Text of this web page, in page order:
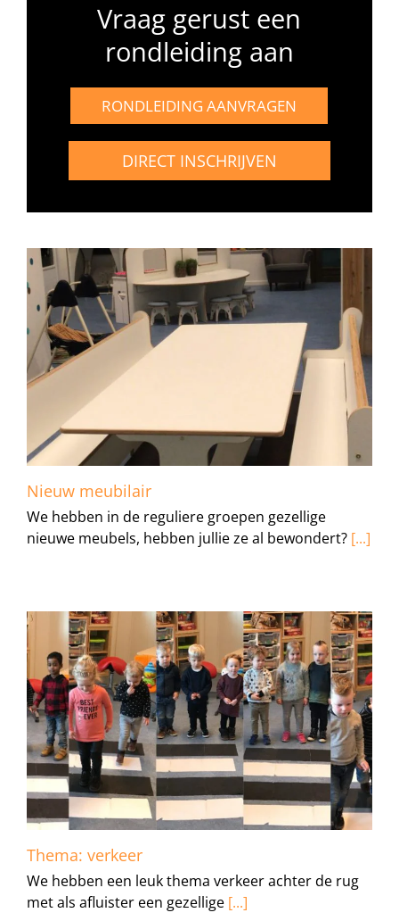
Vraag gerust een
rondleiding aan
RONDLEIDING AANVRAGEN
DIRECT INSCHRIJVEN
Nieuw meubilair
We hebben in de reguliere groepen gezellige
nieuwe meubels, hebben jullie ze al bewondert? [...]
Thema: verkeer
We hebben een leuk thema verkeer achter de rug
met als afluister een gezellige [...]